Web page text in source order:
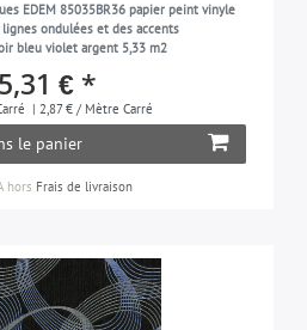
EDEM 85035BR36 papier peint vinyle
ondulées et des accents
bleu violet argent 5,33 m2
€ *
| 2,87 € / Mètre Carré
le panier
hors Frais de livraison